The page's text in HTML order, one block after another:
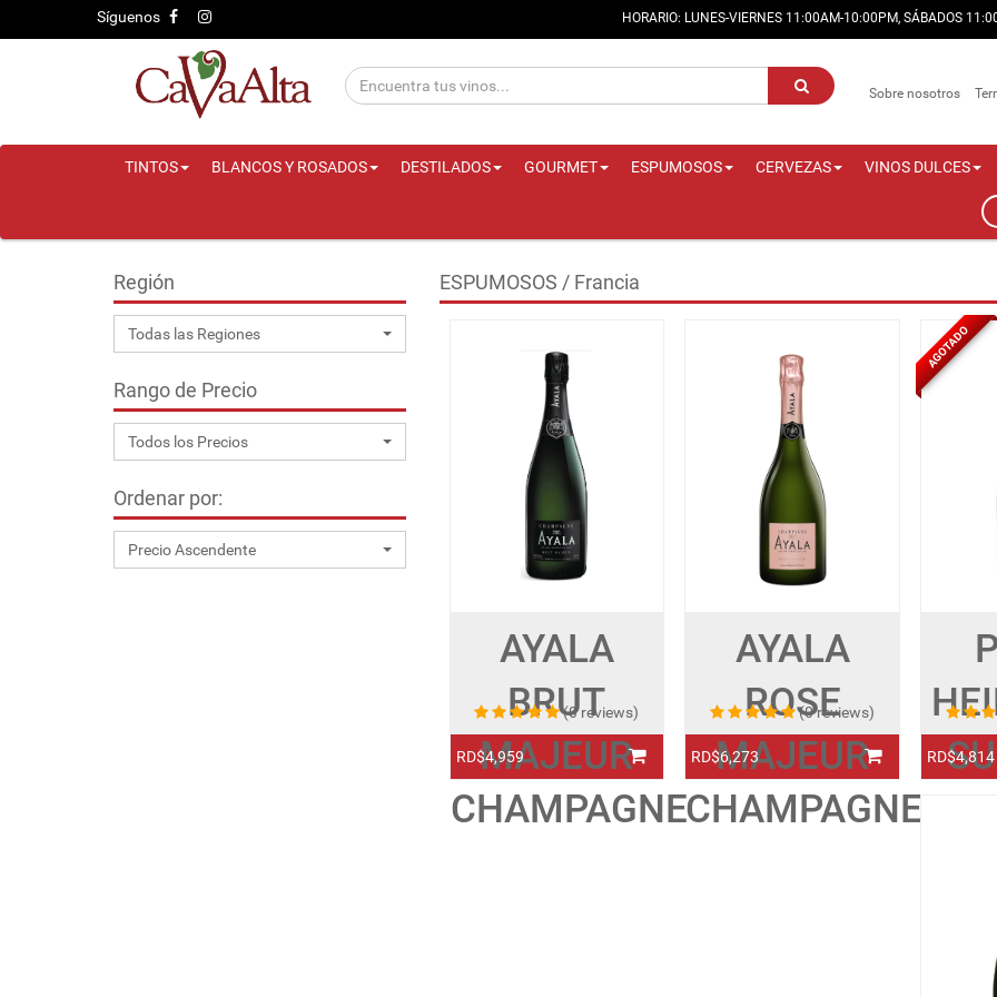
Síguenos HORARIO: LUNES-VIERNES 11:00AM-10:00PM, SÁBADOS
Sobre nosotros
TINTOS BLANCOS Y ROSADOS DESTILADOS GOURMET ESPUMOSOS CERVEZAS VINOS DULCES
Región
Todas las Regiones
Rango de Precio
Todos los Precios
Ordenar por:
Precio Ascendente
ESPUMOSOS / Francia
AYALA
BRUT
MAJEUR
CHAMPAGNE
(0 reviews)
RD$4,959
AYALA
ROSE
MAJEUR
CHAMPAGNE
(0 reviews)
RD$6,273
AGOTADO
RD$4,814